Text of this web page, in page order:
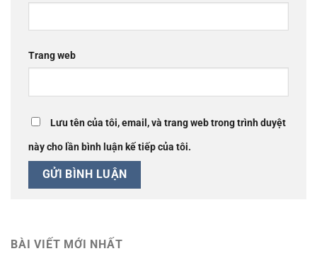
Trang web
Lưu tên của tôi, email, và trang web trong trình duyệt
này cho lần bình luận kế tiếp của tôi.
BÀI VIẾT MỚI NHẤT